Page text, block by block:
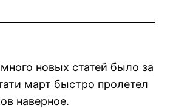
новых статей было за
март быстро пролетел
наверное.